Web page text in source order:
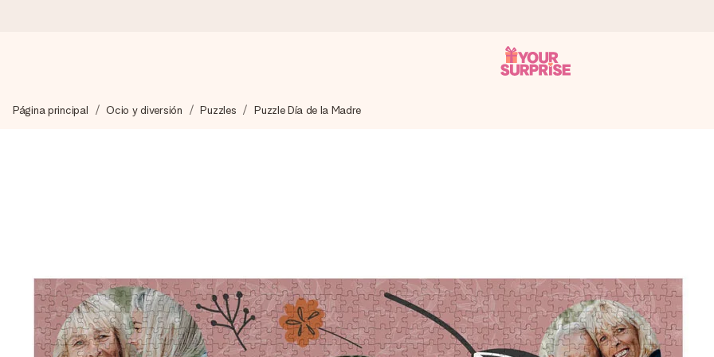
Preparamos tu regalo con cuidado y lo enviamos al vuelo, para que lo entregues en el momento perfecto, cuando más importa.
Tarjeta de felicitación gratuita
Crea algo único en pocos pasos – con su nombre, tu foto o un mensaje que llegue al corazón. Sin complicaciones, solo todo el
momento.
Página principal Ocio y diversión Puzzles Puzzle Día de la Madre